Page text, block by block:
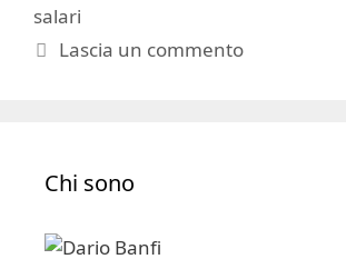
salari
Lascia un commento
Chi sono